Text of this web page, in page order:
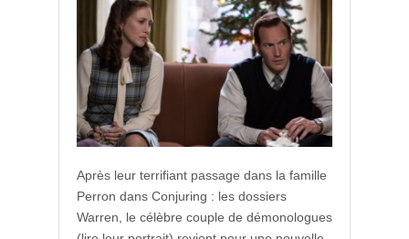
Après leur terrifiant passage dans la famille
Perron dans Conjuring : les dossiers
Warren, le célèbre couple de démonologues